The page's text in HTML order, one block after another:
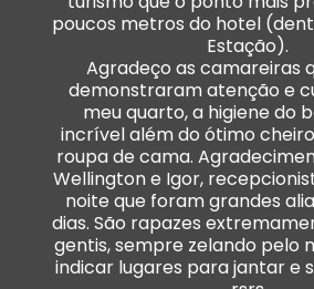
poucos metros do hotel
Estação).
Agradeço as camareiras
demonstraram atenção e
meu quarto, a higiene do
incrível além do ótimo
roupa de cama.
Wellington e Igor,
noite que foram grandes
dias. São rapazes
gentis, sempre zelando pelo
indicar lugares para jantar e